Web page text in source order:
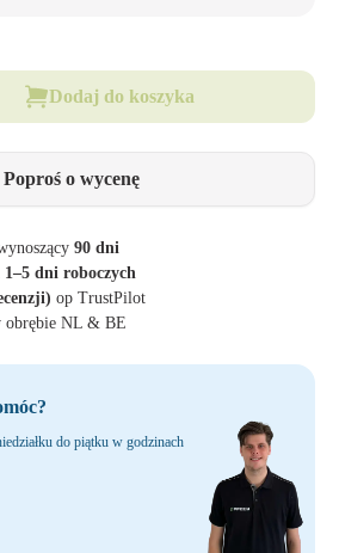
Dodaj do koszyka
Poproś o wycenę
90 dni
1–5 dni roboczych
op TrustPilot
obrębie NL & BE
do piątku w godzinach